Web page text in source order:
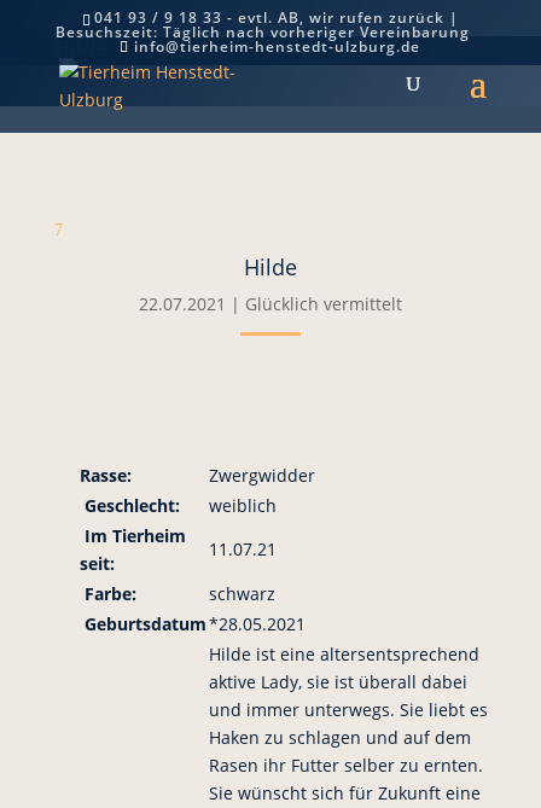
041 93 / 9 18 33 - evtl. AB, wir rufen zurück |
Besuchszeit: Täglich nach vorheriger Vereinbarung
info@tierheim-henstedt-ulzburg.de
Hilde
7
Hilde
22.07.2021 | Glücklich vermittelt
Rasse:
Zwergwidder
Geschlecht:
weiblich
Im Tierheim
seit:
11.07.21
Farbe:
schwarz
Geburtsdatum*28.05.2021
Hilde ist eine altersentsprechend
aktive Lady, sie ist überall dabei
und immer unterwegs. Sie liebt es
Haken zu schlagen und auf dem
Rasen ihr Futter selber zu ernten.
Sie wünscht sich für Zukunft eine